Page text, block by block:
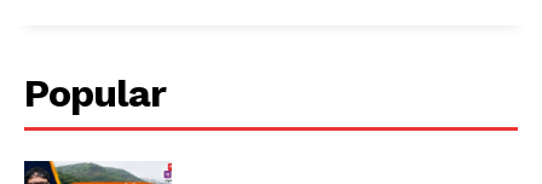
Popular